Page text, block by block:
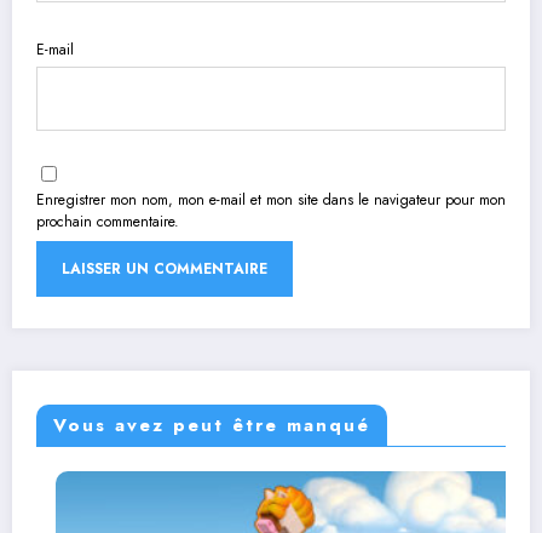
E-mail
Enregistrer mon nom, mon e-mail et mon site dans le navigateur pour mon
prochain commentaire.
Vous avez peut être manqué